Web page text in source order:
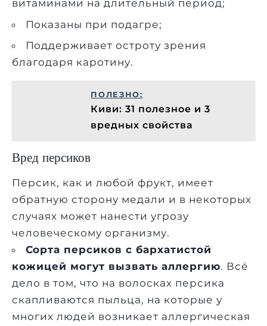
витаминами на длительный период;
Показаны при подагре;
Поддерживает остроту зрения
благодаря каротину.
ПОЛЕЗНО:
Киви: 31 полезное и 3
вредных свойства
Вред персиков
Персик, как и любой фрукт, имеет
обратную сторону медали и в некоторых
случаях может нанести угрозу
человеческому организму.
Сорта персиков с бархатистой
кожицей могут вызвать аллергию. Всё
дело в том, что на волосках персика
скапливаются пыльца, на которые у
многих людей возникает аллергическая